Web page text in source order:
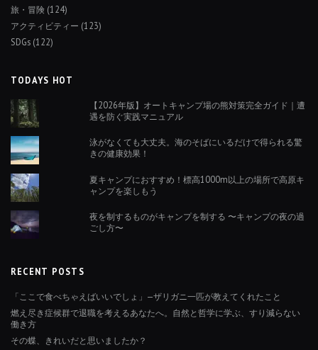
旅・冒険 (124)
アクティビティー (123)
SDGs (122)
TODAYS HOT
【2026年版】オートキャンプ場の熊対策完全ガイド｜遭
遇を防ぐ実践マニュアル
泳がなくても大丈夫。海のそばにいるだけで得られる驚
きの健康効果！
夏キャンプにおすすめ！標高1000m以上の場所で高原キ
ャンプを楽しもう
夜を制するものがキャンプを制する 〜キャンプの夜の過
ごし方〜
RECENT POSTS
「ここで食べちゃえばいいでしょ」—ザリガニ一匹が教えてくれたこと
燃え尽き症候群で退職を考えるあなたへ。自然と哲学に学ぶ、すり減らない
働き方
その蝶、きれいだと思いましたか？